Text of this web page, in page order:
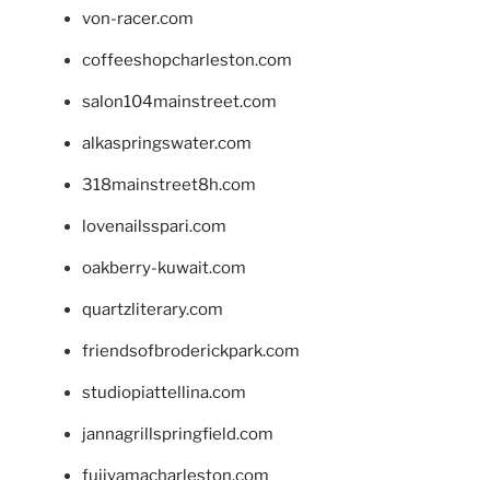
von-racer.com
coffeeshopcharleston.com
salon104mainstreet.com
alkaspringswater.com
318mainstreet8h.com
lovenailsspari.com
oakberry-kuwait.com
quartzliterary.com
friendsofbroderickpark.com
studiopiattellina.com
jannagrillspringfield.com
fujiyamacharleston.com